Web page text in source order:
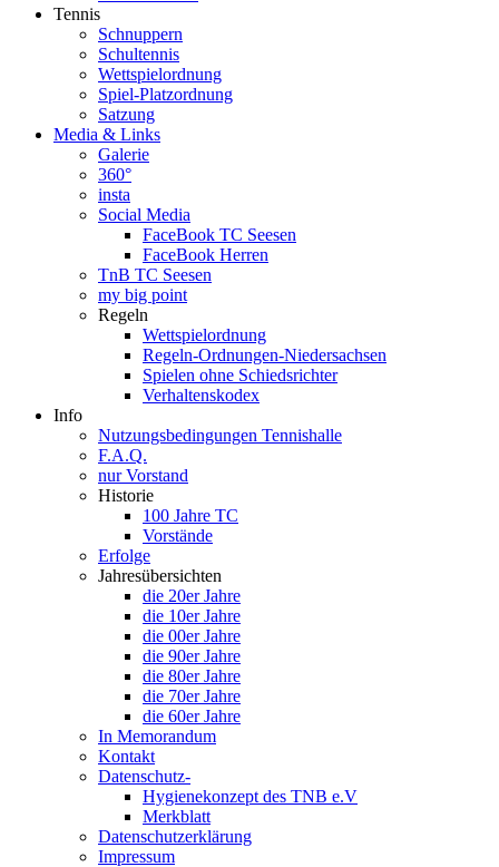
Tennis
Schnuppern
Schultennis
Wettspielordnung
Spiel-Platzordnung
Satzung
Media & Links
Galerie
360°
insta
Social Media
FaceBook TC Seesen
FaceBook Herren
TnB TC Seesen
my big point
Regeln
Wettspielordnung
Regeln-Ordnungen-Niedersachsen
Spielen ohne Schiedsrichter
Verhaltenskodex
Info
Nutzungsbedingungen Tennishalle
F.A.Q.
nur Vorstand
Historie
100 Jahre TC
Vorstände
Erfolge
Jahresübersichten
die 20er Jahre
die 10er Jahre
die 00er Jahre
die 90er Jahre
die 80er Jahre
die 70er Jahre
die 60er Jahre
In Memorandum
Kontakt
Datenschutz-
Hygienekonzept des TNB e.V
Merkblatt
Datenschutzerklärung
Impressum